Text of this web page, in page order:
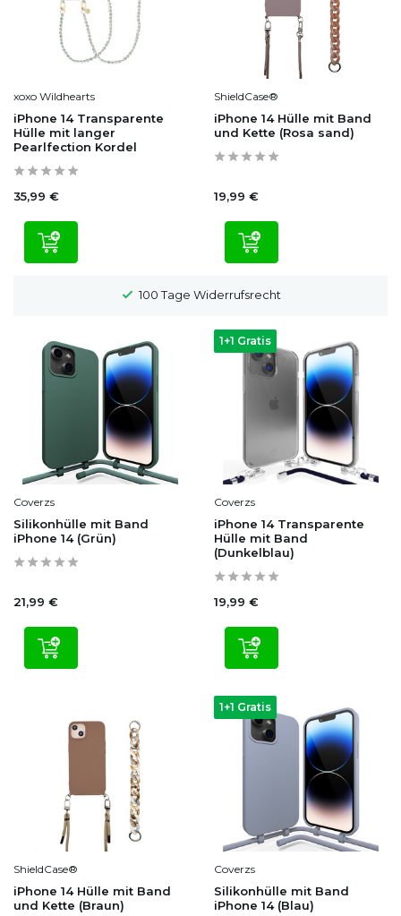
xoxo Wildhearts
iPhone 14 Transparente
Hülle mit langer
Pearlfection Kordel
35,99 €
ShieldCase®
iPhone 14 Hülle mit Band
und Kette (Rosa sand)
19,99 €
100 Tage Widerrufsrecht
Coverzs
Silikonhülle mit Band
iPhone 14 (Grün)
21,99 €
1+1 Gratis
Coverzs
iPhone 14 Transparente
Hülle mit Band
(Dunkelblau)
19,99 €
ShieldCase®
iPhone 14 Hülle mit Band
und Kette (Braun)
1+1 Gratis
Coverzs
Silikonhülle mit Band
iPhone 14 (Blau)